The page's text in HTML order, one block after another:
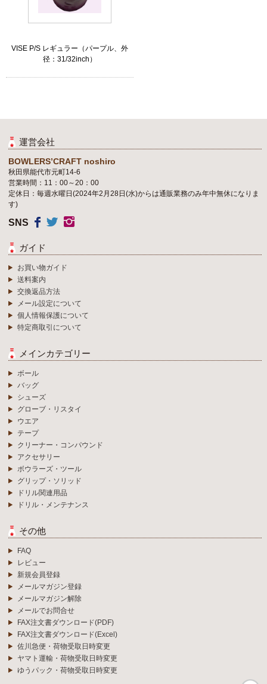
VISE P/S レギュラー（パープル、外
径：31/32inch）
運営会社
BOWLERS’CRAFT noshiro
秋田県能代市元町14-6
営業時間：11：00～20：00
定休日：毎週水曜日(2024年2月28日(水)からは通販業務のみ年中無休になりま
す)
SNS
ガイド
お買い物ガイド
送料案内
交換返品方法
メール設定について
個人情報保護について
特定商取引について
メインカテゴリー
ボール
バッグ
シューズ
グローブ・リスタイ
ウエア
テープ
クリーナー・コンパウンド
アクセサリー
ボウラーズ・ツール
グリップ・ソリッド
ドリル関連用品
ドリル・メンテナンス
その他
FAQ
レビュー
新規会員登録
メールマガジン登録
メールマガジン解除
メールでお問合せ
FAX注文書ダウンロード(PDF)
FAX注文書ダウンロード(Excel)
佐川急便・荷物受取日時変更
ヤマト運輸・荷物受取日時変更
ゆうパック・荷物受取日時変更